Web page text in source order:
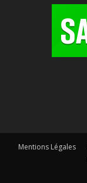
Mentions Légales